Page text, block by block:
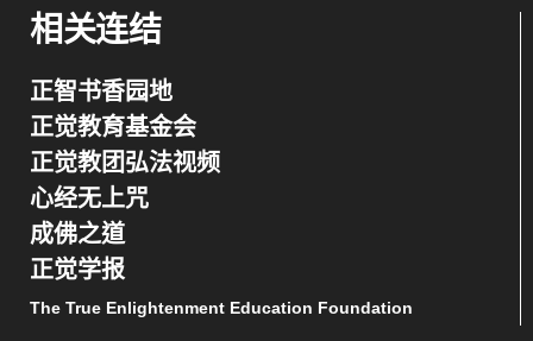
相关连结
正智书香园地
正觉教育基金会
正觉教团弘法视频
心经无上咒
成佛之道
正觉学报
The True Enlightenment Education Foundation